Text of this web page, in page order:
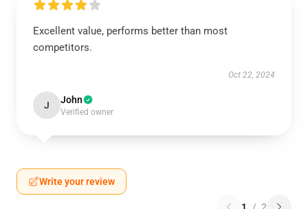
Excellent value, performs better than most
competitors.
Oct 22, 2024
J John
Verified owner
Write your review